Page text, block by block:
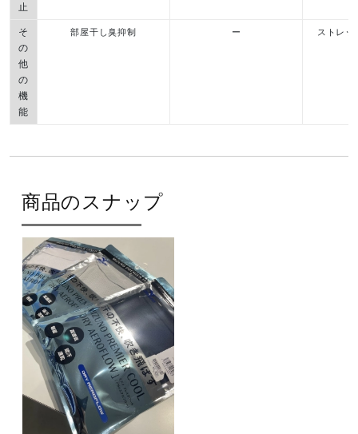
止
そ
の
他
の
機
能
部屋干し臭抑制 ー ストレッ
商品のスナップ